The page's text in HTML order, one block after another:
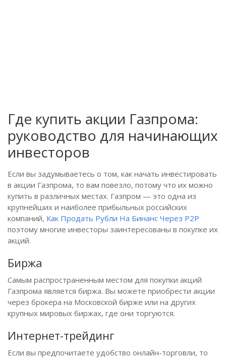
Где купить акции Газпрома:
руководство для начинающих
инвесторов
Если вы задумываетесь о том, как начать инвестировать
в акции Газпрома, то вам повезло, потому что их можно
купить в различных местах. Газпром — это одна из
крупнейших и наиболее прибыльных российских
компаний, Как Продать Рубли На Бинанс Через P2P
поэтому многие инвесторы заинтересованы в покупке их
акций.
Биржа
Самым распространенным местом для покупки акций
Газпрома является биржа. Вы можете приобрести акции
через брокера на Московской бирже или на других
крупных мировых биржах, где они торгуются.
Интернет-трейдинг
Если вы предпочитаете удобство онлайн-торговли, то